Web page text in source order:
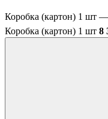
Коробка (картон) 1 шт —
Коробка (картон) 1 шт 8